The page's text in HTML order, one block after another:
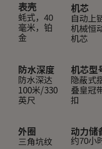
机芯
自动上
机械恒
机芯
表壳
蚝式，40
毫米，铂
金
机芯型
隐蔽式
叠皇冠
扣
外圈
三角坑纹
动力储
约70小
防水深度
防水深达
100米/330
英尺